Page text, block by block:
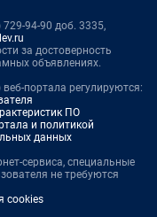
94-90 доб. 3335,
за достоверность
объявлениях.
портала регулируются:
ПО
и политикой
данных
сервиса, специальные
не требуются
cookies